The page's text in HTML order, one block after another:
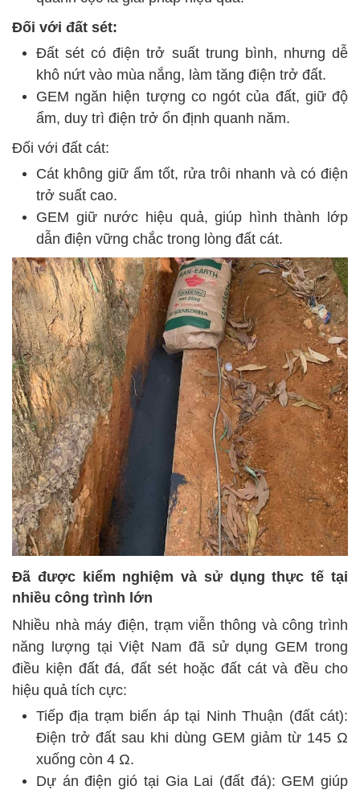
Đối với đất sét:
Đất sét có điện trở suất trung bình, nhưng dễ
khô nứt vào mùa nắng, làm tăng điện trở đất.
GEM ngăn hiện tượng co ngót của đất, giữ độ
ẩm, duy trì điện trở ổn định quanh năm.
Đối với đất cát:
Cát không giữ ẩm tốt, rửa trôi nhanh và có điện
trở suất cao.
GEM giữ nước hiệu quả, giúp hình thành lớp
dẫn điện vững chắc trong lòng đất cát.
Đã được kiểm nghiệm và sử dụng thực tế tại
nhiều công trình lớn
Nhiều nhà máy điện, trạm viễn thông và công trình
năng lượng tại Việt Nam đã sử dụng GEM trong
điều kiện đất đá, đất sét hoặc đất cát và đều cho
hiệu quả tích cực:
Tiếp địa trạm biến áp tại Ninh Thuận (đất cát):
Điện trở đất sau khi dùng GEM giảm từ 145 Ω
xuống còn 4 Ω.
Dự án điện gió tại Gia Lai (đất đá): GEM giúp